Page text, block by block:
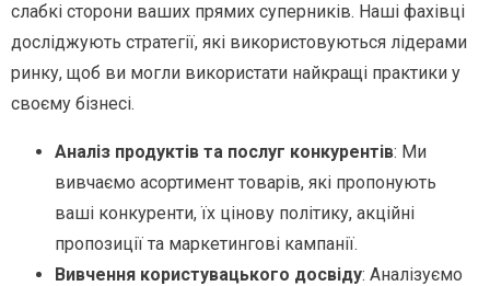
слабкі сторони ваших прямих суперників. Наші фахівці
досліджують стратегії, які використовуються лідерами
ринку, щоб ви могли використати найкращі практики у
своєму бізнесі.
Аналіз продуктів та послуг конкурентів: Ми
вивчаємо асортимент товарів, які пропонують
ваші конкуренти, їх цінову політику, акційні
пропозиції та маркетингові кампанії.
Вивчення користувацького досвіду: Аналізуємо